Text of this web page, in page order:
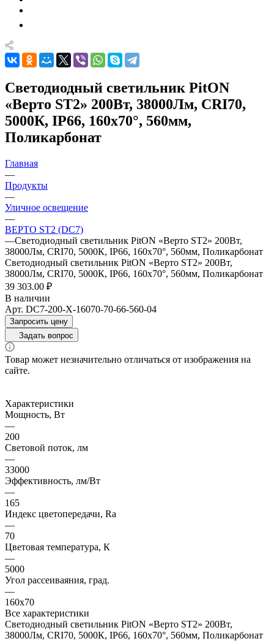
Светодиодный светильник PitON
«Верто ST2» 200Вт, 38000Лм, CRI70,
5000К, IP66, 160х70°, 560мм,
Поликарбонат
Главная
—
Продукты
—
Уличное освещение
—
ВЕРТО ST2 (DC7)
—Светодиодный светильник PitON «Верто ST2» 200Вт,
38000Лм, CRI70, 5000К, IP66, 160х70°, 560мм, Поликарбонат
Светодиодный светильник PitON «Верто ST2» 200Вт,
38000Лм, CRI70, 5000К, IP66, 160х70°, 560мм, Поликарбонат
39 303.00 ₽
В наличии
Арт. DC7-200-X-16070-70-66-560-04
Запросить цену
Задать вопрос
Товар может незначительно отличаться от изображения на
сайте.
Характеристики
Мощность, Вт
—
200
Световой поток, лм
—
33000
Эффективность, лм/Вт
—
165
Индекс цветопередачи, Ra
—
70
Цветовая температура, К
—
5000
Угол рассеиваяния, град.
—
160х70
Все характеристики
Светодиодный светильник PitON «Верто ST2» 200Вт,
38000Лм, CRI70, 5000К, IP66, 160х70°, 560мм, Поликарбонат